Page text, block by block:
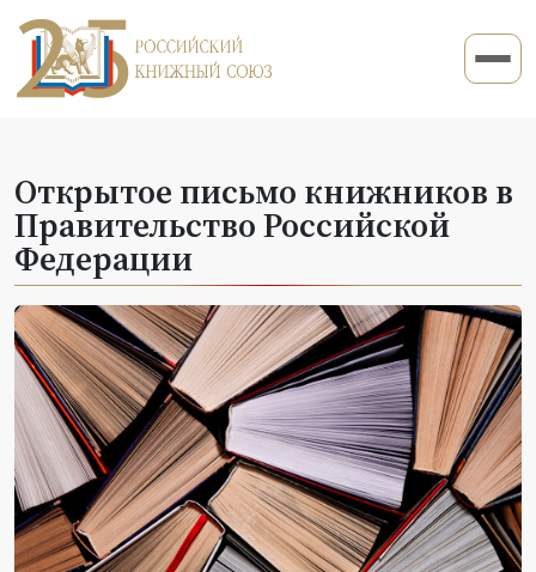
Открытое письмо книжников в
Правительство Российской
Федерации